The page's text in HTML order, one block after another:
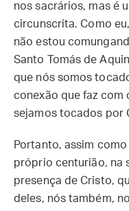
nos sacrários, mas é
circunscrita. Como
não estou
Santo Tomás de
que nós somos
conexão que faz com
sejamos tocados por
Portanto, assim
próprio centurião, na
presença de Cristo,
deles, nós também,